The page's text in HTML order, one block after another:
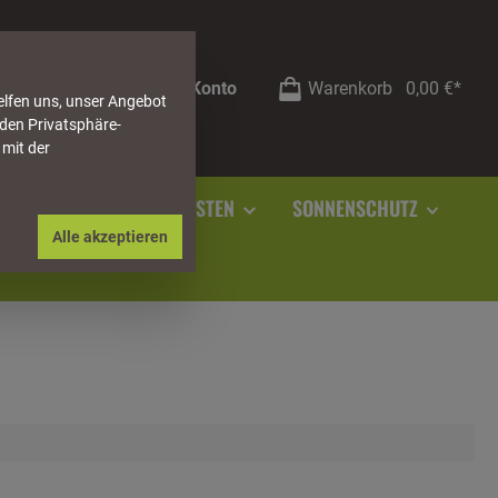
Mein Konto Warenkorb 0,00 €*
SOCKELLEISTEN SONNENSCHUTZ
uns, unser Angebot
Privatsphäre-
mit der
Alle akzeptieren